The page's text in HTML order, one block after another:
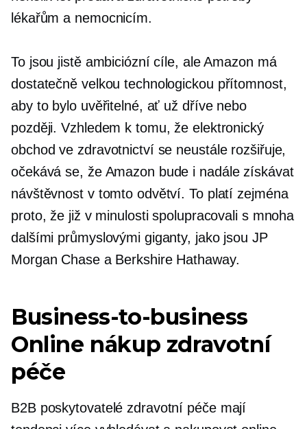
lékařům a nemocnicím.
To jsou jistě ambiciózní cíle, ale Amazon má
dostatečně velkou technologickou přítomnost,
aby to bylo uvěřitelné, ať už dříve nebo
později. Vzhledem k tomu, že elektronický
obchod ve zdravotnictví se neustále rozšiřuje,
očekává se, že Amazon bude i nadále získávat
návštěvnost v tomto odvětví. To platí zejména
proto, že již v minulosti spolupracovali s mnoha
dalšími průmyslovými giganty, jako jsou JP
Morgan Chase a Berkshire Hathaway.
Business-to-business
Online nákup zdravotní
péče
B2B poskytovatelé zdravotní péče mají